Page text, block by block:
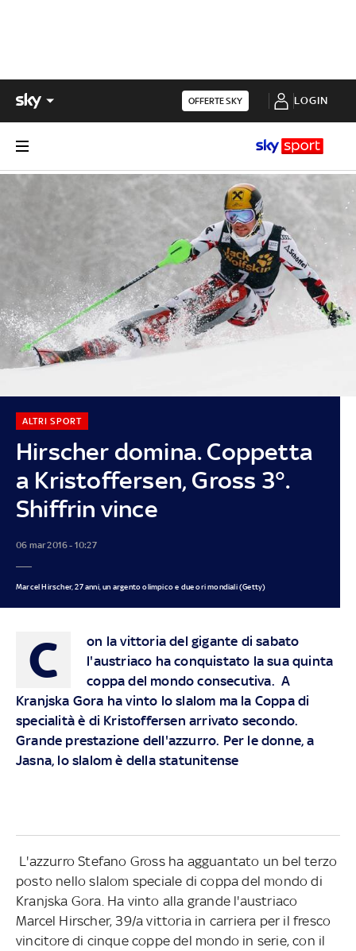
OFFERTE SKY LOGIN
Hirscher domina. Coppetta
a Kristoffersen, Gross 3°.
Shiffrin vince
ALTRI SPORT
06 mar 2016 - 10:27
Marcel Hirscher, 27 anni, un argento olimpico e due ori mondiali (Getty)
C
on la vittoria del gigante di sabato
l'austriaco ha conquistato la sua quinta
coppa del mondo consecutiva. A
Kranjska Gora ha vinto lo slalom ma la Coppa di
specialità è di Kristoffersen arrivato secondo.
Grande prestazione dell'azzurro. Per le donne, a
Jasna, lo slalom è della statunitense
L'azzurro Stefano Gross ha agguantato un bel terzo
posto nello slalom speciale di coppa del mondo di
Kranjska Gora. Ha vinto alla grande l'austriaco
Marcel Hirscher, 39/a vittoria in carriera per il fresco
vincitore di cinque coppe del mondo in serie, con il